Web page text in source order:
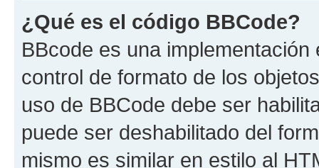
¿Qué es el código BBCode?
BBcode es una
control de formato de los
uso de BBCode debe ser
puede ser deshabilitado del
mismo es similar en estilo al